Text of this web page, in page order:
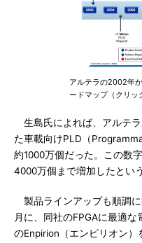
アルテラの2002年
ードマップ（クリッ
生島氏によれば、アルテラ
た車載向けPLD（
約1000万個だった。この数
4000万個まで増加したという
製品ラインアップも順調
月に、同社のFPGAに最適
のEnpirion（エンピリオン）